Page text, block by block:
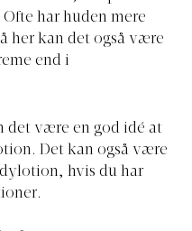
har huden mere
her kan det også være
end i
det være en god idé at
Det kan også være
hvis du har